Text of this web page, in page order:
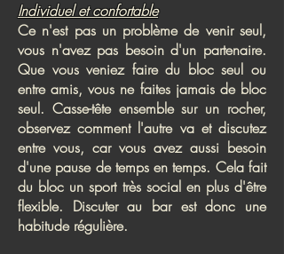
Individuel et confortable
Ce n'est pas un problème de venir seul,
vous n'avez pas besoin d'un partenaire.
Que vous veniez faire du bloc seul ou
entre amis, vous ne faites jamais de bloc
seul. Casse-tête ensemble sur un rocher,
observez comment l'autre va et discutez
entre vous, car vous avez aussi besoin
d'une pause de temps en temps. Cela fait
du bloc un sport très social en plus d'être
flexible. Discuter au bar est donc une
habitude régulière.